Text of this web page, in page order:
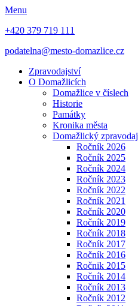
Menu
+420 379 719 111
podatelna@mesto-domazlice.cz
Zpravodajství
O Domažlicích
Domažlice v číslech
Historie
Památky
Kronika města
Domažlický zpravodaj
Ročník 2026
Ročník 2025
Ročník 2024
Ročník 2023
Ročník 2022
Ročník 2021
Ročník 2020
Ročník 2019
Ročník 2018
Ročník 2017
Ročník 2016
Ročnik 2015
Ročník 2014
Ročník 2013
Ročník 2012